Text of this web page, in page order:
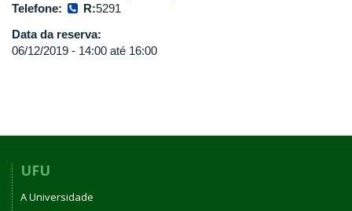
Telefone:
R:5291
Data da reserva:
06/12/2019 - 14:00 até 16:00
UFU
A Universidade